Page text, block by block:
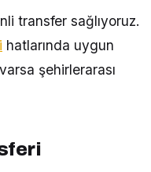
transfer sağlıyoruz.
hatlarında uygun
şehirlerarası